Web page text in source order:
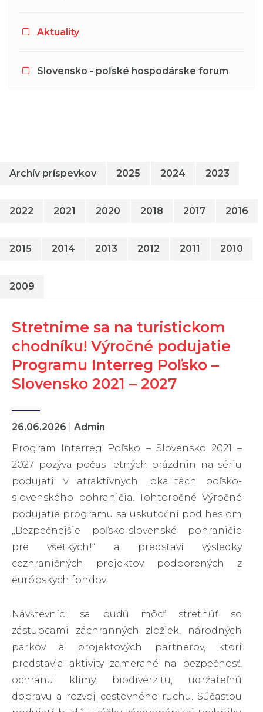
Aktuality
Slovensko - poľské hospodárske forum
Archív príspevkov 2025 2024 2023
2022 2021 2020 2018 2017 2016
2015 2014 2013 2012 2011 2010
2009
Stretnime sa na turistickom
chodníku! Výročné podujatie
Programu Interreg Poľsko –
Slovensko 2021 – 2027
26.06.2026
Admin
Program Interreg Poľsko – Slovensko 2021 –
2027 pozýva počas letných prázdnin na sériu
podujatí v atraktívnych lokalitách poľsko-
slovenského pohraničia. Tohtoročné Výročné
podujatie programu sa uskutoční pod heslom
„Bezpečnejšie poľsko-slovenské pohraničie
pre všetkých!“ a predstaví výsledky
cezhraničných projektov podporených z
európskych fondov.
Návštevníci sa budú môcť stretnúť so
zástupcami záchranných zložiek, národných
parkov a projektových partnerov, ktorí
predstavia aktivity zamerané na bezpečnosť,
ochranu klímy, biodiverzitu, udržateľnú
dopravu a rozvoj cestovného ruchu. Súčasťou